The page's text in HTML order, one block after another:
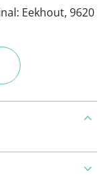
Eekhout, 9620